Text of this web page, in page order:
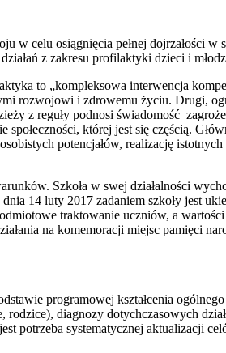
celu osiągnięcia pełnej dojrzałości w
z zakresu profilaktyki dzieci i
to „kompleksowa interwencja
rozwojowi i zdrowemu życiu. Drugi,
z reguły podnosi świadomość
której jest się częścią.
potencjałów, realizację
Szkoła w swej działalności
14 luty 2017 zadaniem szkoły jest
traktowanie uczniów, a
na komemoracji miejsc pamięci
programowej kształcenia
diagnozy dotychczasowych
potrzeba systematycznej aktualizacji